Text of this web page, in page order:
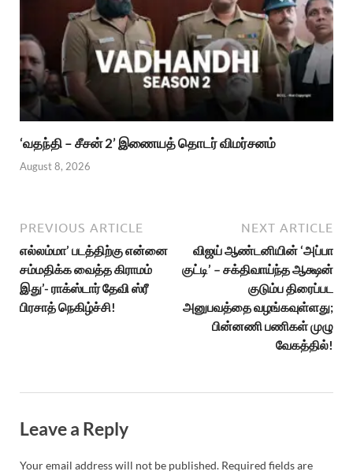
‘வதந்தி – சீசன் 2’ இணையத் தொடர் விமர்சனம்
August 8, 2026
PREVIOUS ARTICLE
எல்லம்மா’ படத்திற்கு என்னை
சம்மதிக்க வைத்த கிராமம்
இது’- ராக்ஸ்டார் தேவி ஸ்ரீ
பிரசாத் நெகிழ்ச்சி!
NEXT ARTICLE
விஜய் ஆண்டனியின் ‘அப்பா
குட்டி’ – சக்திவாய்ந்த ஆக்ஷன்
குடும்ப திரைப்பட
அனுபவத்தை வழங்கவுள்ளது;
பின்னணி பணிகள் முழு
வேகத்தில்!
Leave a Reply
Your email address will not be published. Required fields are